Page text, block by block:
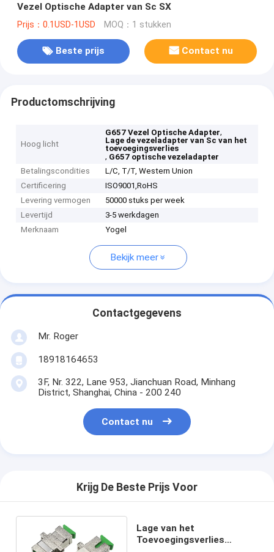
Vezel Optische Adapter van Sc SX
Prijs：0.1USD-1USD MOQ：1 stukken
Beste prijs Contact nu
Productomschrijving
Hoog licht
G657 Vezel Optische Adapter,
Lage de vezeladapter van Sc van het
toevoegingsverlies
, G657 optische vezeladapter
Betalingscondities
L/C, T/T, Western Union
Certificering
ISO9001,RoHS
Levering vermogen
50000 stuks per week
Levertijd
3-5 werkdagen
Merknaam
Yogel
Bekijk meer
Contactgegevens
Mr. Roger
18918164653
3F, Nr. 322, Lane 953, Jianchuan Road, Minhang
District, Shanghai, China - 200 240
Contact nu
Krijg De Beste Prijs Voor
Lage van het
Toevoegingsverlies